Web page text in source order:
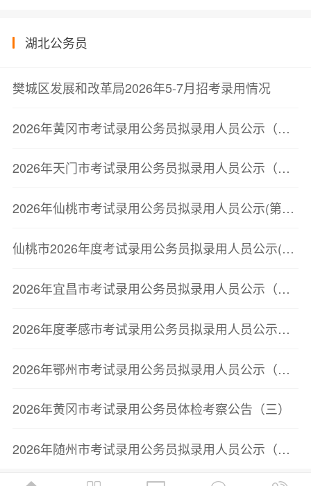
湖北公务员
樊城区发展和改革局2026年5-7月招考录用情况
2026年黄冈市考试录用公务员拟录用人员公示（第三批）
2026年天门市考试录用公务员拟录用人员公示（第二批）
2026年仙桃市考试录用公务员拟录用人员公示(第二批)
仙桃市2026年度考试录用公务员拟录用人员公示(第二批)
2026年宜昌市考试录用公务员拟录用人员公示（第二批）
2026年度孝感市考试录用公务员拟录用人员公示（第二批）
2026年鄂州市考试录用公务员拟录用人员公示（第三批）
2026年黄冈市考试录用公务员体检考察公告（三）
2026年随州市考试录用公务员拟录用人员公示（第三批）